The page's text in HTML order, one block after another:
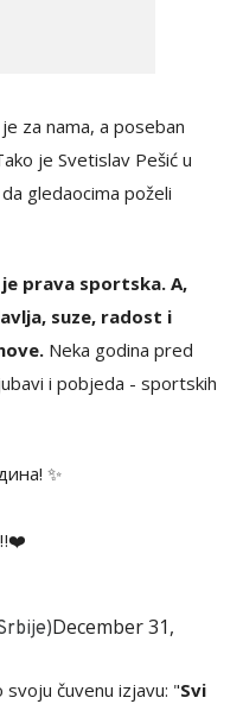
za nama, a poseban
je Svetislav Pešić u
gledaocima poželi
prava sportska. A,
suze, radost i
Neka godina pred
i pobjeda - sportskih
✨️
December 31,
čuvenu izjavu: "Svi